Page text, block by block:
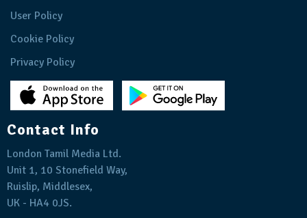
User Policy
Cookie Policy
Privacy Policy
Contact Info
London Tamil Media Ltd.
Unit 1, 10 Stonefield Way,
Ruislip, Middlesex,
UK - HA4 0JS.